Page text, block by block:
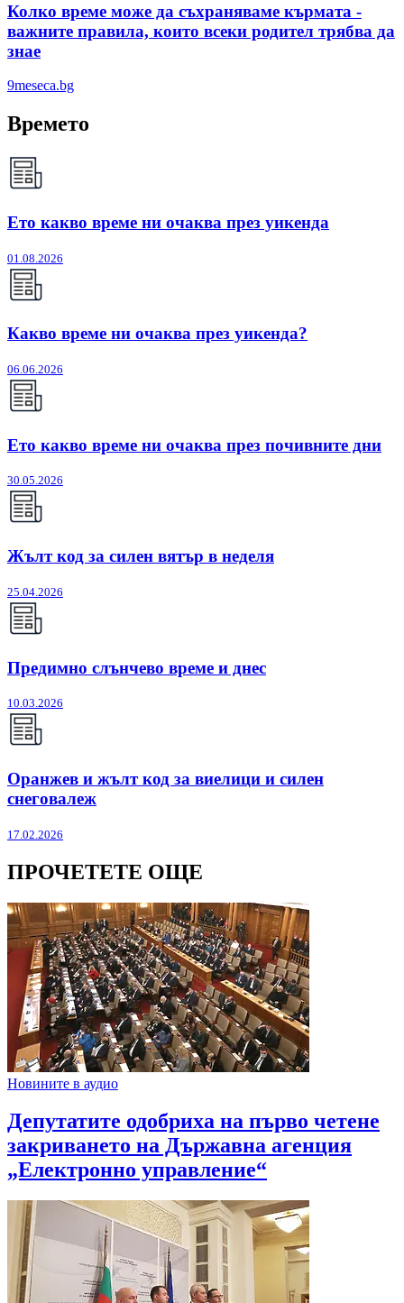
Колко време може да съхраняваме кърмата -
важните правила, които всеки родител трябва да
знае
9meseca.bg
Времето
Ето какво време ни очаква през уикенда
01.08.2026
Какво време ни очаква през уикенда?
06.06.2026
Ето какво време ни очаква през почивните дни
30.05.2026
Жълт код за силен вятър в неделя
25.04.2026
Предимно слънчево време и днес
10.03.2026
Оранжев и жълт код за виелици и силен
снеговалеж
17.02.2026
ПРОЧЕТЕТЕ ОЩЕ
Новините в аудио
Депутатите одобриха на първо четене
закриването на Държавна агенция
„Електронно управление“